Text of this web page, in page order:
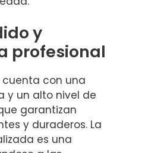
y
profesional
cuenta con una
y un alto nivel de
garantizan
y duraderos. La
es una